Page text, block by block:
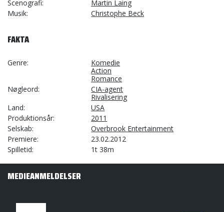
Scenografi
Martin Laing
Musik
Christophe Beck
FAKTA
Genre
Komedie
Action
Romance
Nøgleord
CIA-agent
Rivalisering
Land
USA
Produktionsår
2011
Selskab
Overbrook Entertainment
Premiere
23.02.2012
Spilletid
1t 38m
MEDIEANMELDELSER